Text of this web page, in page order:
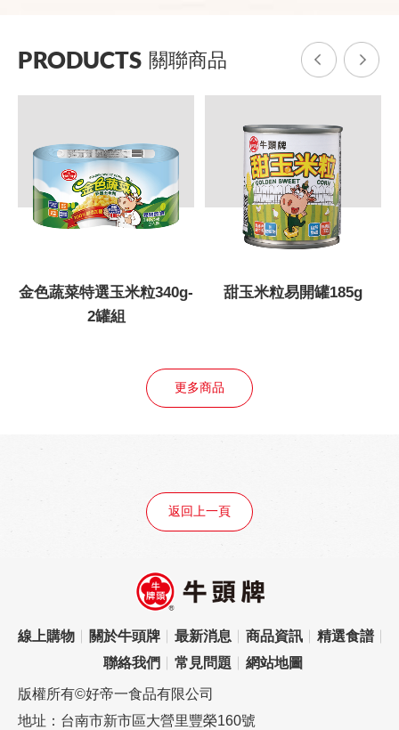
PRODUCTS 關聯商品
金色蔬菜特選玉米粒340g-
2罐組
甜玉米粒易開罐185g
更多商品
返回上一頁
線上購物 關於牛頭牌 最新消息 商品資訊
精選食譜
聯絡我們
常見問題 網站地圖
版權所有©好帝一食品有限公司
地址：台南市新市區大營里豐榮160號